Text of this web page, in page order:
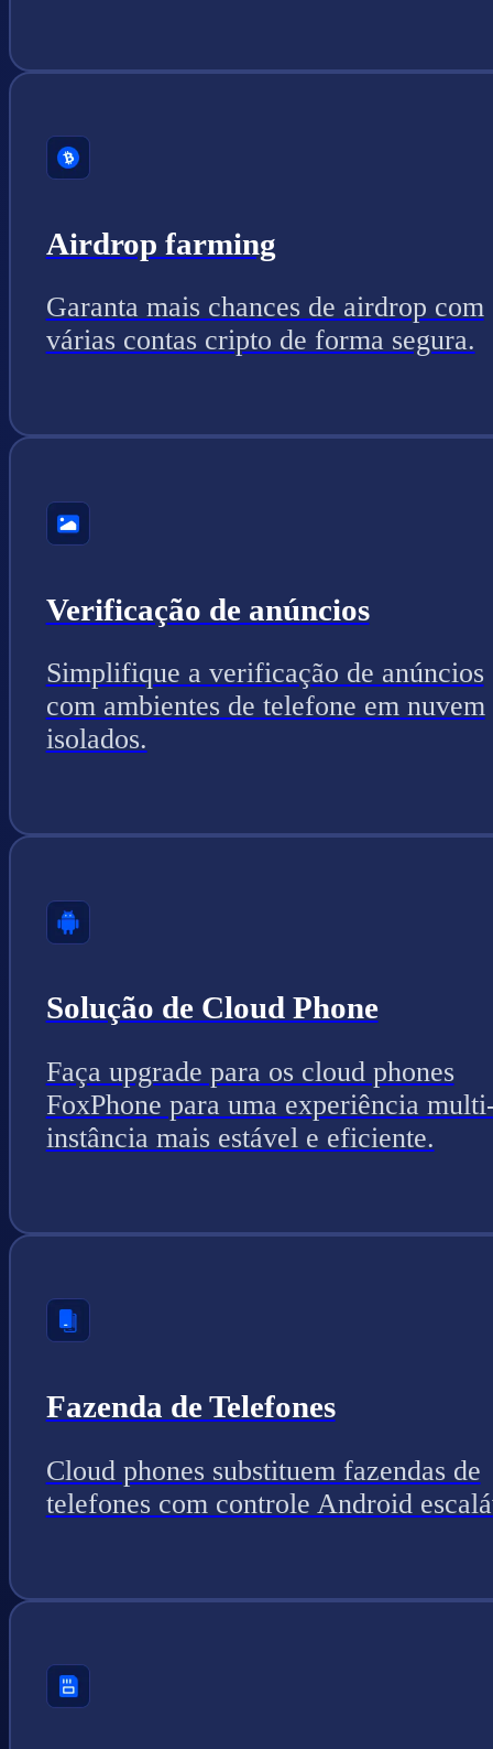
Airdrop farming
Garanta mais chances de airdrop com
várias contas cripto de forma segura.
Verificação de anúncios
Simplifique a verificação de anúncios
com ambientes de telefone em nuvem
isolados.
Solução de Cloud Phone
Faça upgrade para os cloud phones
FoxPhone para uma experiência
instância mais estável e eficiente.
Fazenda de Telefones
Cloud phones substituem fazendas de
telefones com controle Android